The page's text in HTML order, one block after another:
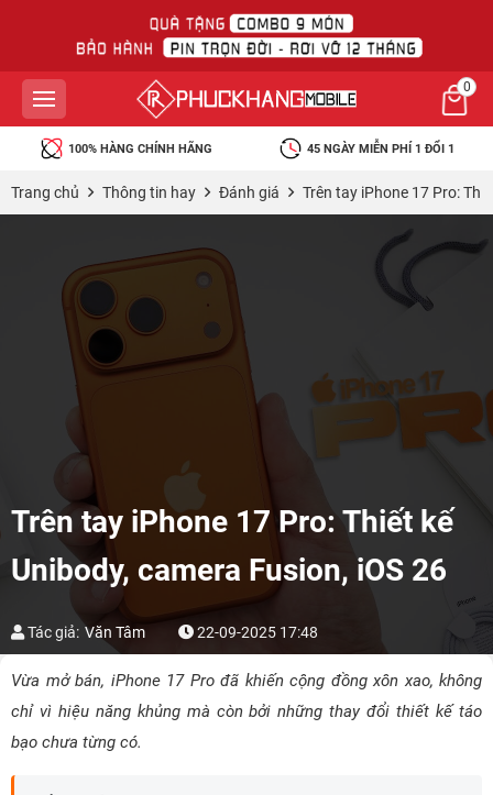
0
CHÍNH HÃNG 45 NGÀY MIỄN PHÍ 1 ĐỔI 1 BẢO
Trang chủ Thông tin hay Đánh giá Trên tay iPhone 17 Pro:
Trên tay iPhone 17 Pro: Thiết kế
Unibody, camera Fusion, iOS 26
Tác giả: Văn Tâm 22-09-2025 17:48
Vừa mở bán, iPhone 17 Pro đã khiến cộng đồng xôn xao, không
chỉ vì hiệu năng khủng mà còn bởi những thay đổi thiết kế táo
bạo chưa từng có.